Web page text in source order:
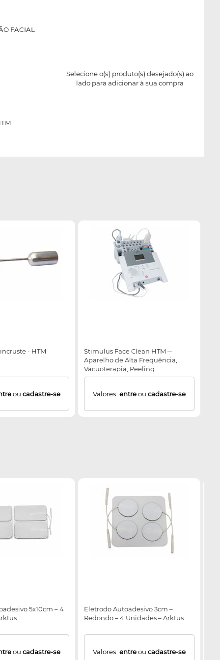
FACIAL
Selecione o(s) produto(s) desejado(s) ao
lado para adicionar à sua compra
- HTM
ou cadastre-se
Stimulus Face Clean HTM ─
Aparelho de Alta Frequência,
Vacuoterapia, Peeling
Ultrassônico e Corrente de Baixa
Valores: entreou cadastre-se
5x10cm – 4
ou cadastre-se
Eletrodo Autoadesivo 3cm –
Redondo – 4 Unidades – Arktus
Valores: entreou cadastre-se